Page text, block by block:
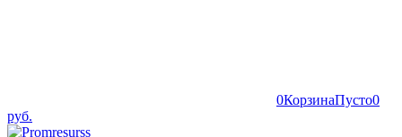
0КорзинаПусто0
руб.